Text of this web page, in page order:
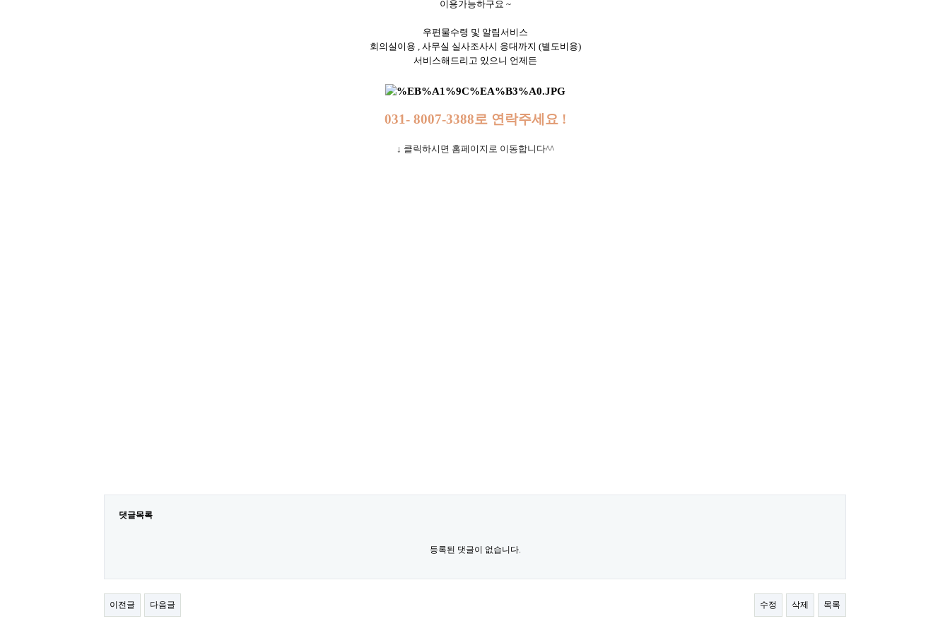
이용가능하구요 ~
우편물수령 및 알림서비스
회의실이용 , 사무실 실사조사시 응대까지 (별도비용)
서비스해드리고 있으니 언제든
031- 8007-3388로 연락주세요 !
↓ 클릭하시면 홈페이지로 이동합니다^^
댓글목록
등록된 댓글이 없습니다.
이전글 다음글 수정 삭제 목록